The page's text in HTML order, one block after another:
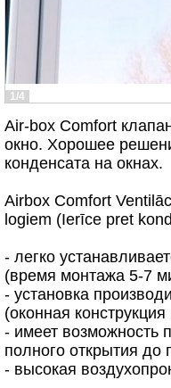
1/4
Air-box Comfort
окно. Хорошее
конденсата на окнах.
Airbox Comfort
logiem (Ierīce pret
- легко
(время монтажа 5-7
- установка
(оконная
- имеет возможность
полного открытия до
- высокая